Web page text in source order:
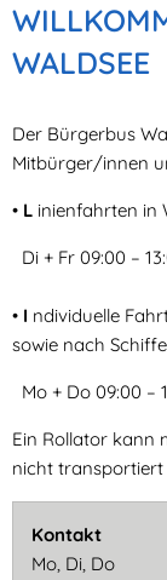
Bürgerbus
Waldsee
WALDSEE
Der Bürgerbus
Mitbürger/innen
• L inienfahrten in
Di + Fr 09:00 –
• I ndividuelle
sowie nach
Mo + Do 09:00 –
Ein Rollator kann
nicht transportiert
Kontakt
Mo, Di, Do